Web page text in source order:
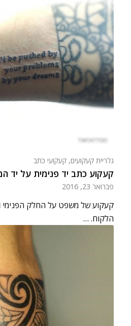
גלריית קעקועים, קעקועי כתב
קעקוע כתב יד פנימית על יד
פברואר 23, 2016
קעקוע של משפט על החלק הפנימי
הלקוח. …